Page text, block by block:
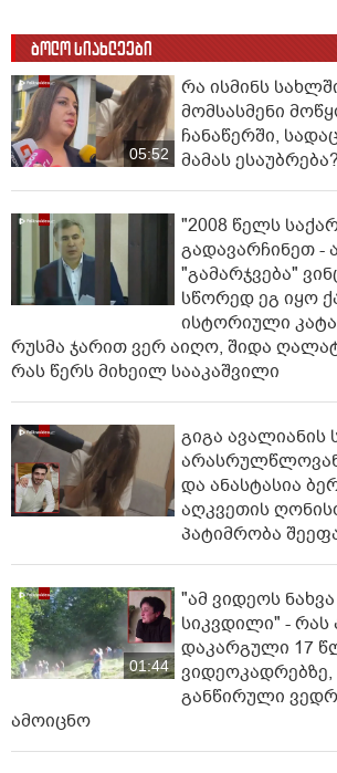
ბოლო სიახლეები
05:52
რა ისმინს
მომსასმენი
ჩანაწერში,
მამას ესაუბრება?
"2008 წელს
გადავარჩინეთ -
"გამარჯვება"
სწორედ ეგ იყო
ისტორიული
რუსმა ჯარით ვერ აიღო, შიდა
რას წერს მიხეილ სააკაშვილი
გიგა ავალიანის
და ანასტასია
აღკვეთის
პატიმრობა
01:44
"ამ ვიდეოს
სიკვდილი" - რას
დაკარგული 17
განწირული
ამოიცნო